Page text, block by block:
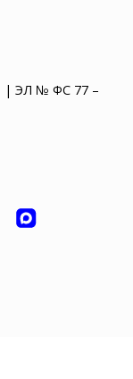
| ЭЛ № ФС 77 –